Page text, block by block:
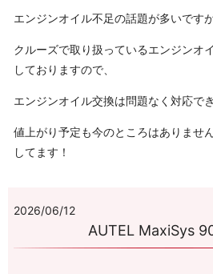
エンジンオイル不足の話題が多いですが
クルーズで取り扱っているエンジンオ
しておりますので、
エンジンオイル交換は問題なく対応でき
値上がり予定も今のところはありませ
してます！
2026/06/12
AUTEL MaxiSys